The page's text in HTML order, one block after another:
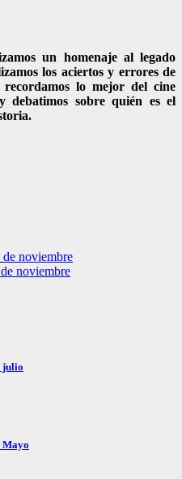
un homenaje al legado
los aciertos y errores de
lo mejor del cine
debatimos sobre quién es el
de noviembre
noviembre
julio
Mayo